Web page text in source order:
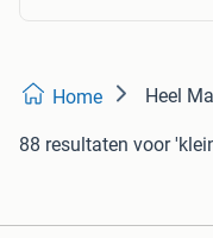
Home Heel
88 resultaten voor